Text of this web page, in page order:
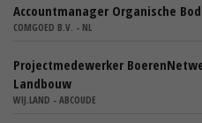
Accountmanager Organische
COMGOED B.V. - NL
Projectmedewerker
Landbouw
WIJ.LAND - ABCOUDE